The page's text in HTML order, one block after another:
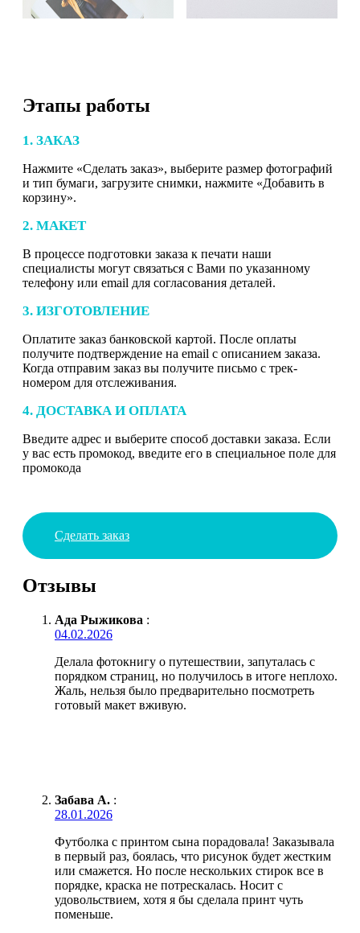
Этапы работы
1. ЗАКАЗ
Нажмите «Сделать заказ», выберите размер фотографий
и тип бумаги, загрузите снимки, нажмите «Добавить в
корзину».
2. МАКЕТ
В процессе подготовки заказа к печати наши
специалисты могут связаться с Вами по указанному
телефону или email для согласования деталей.
3. ИЗГОТОВЛЕНИЕ
Оплатите заказ банковской картой. После оплаты
получите подтверждение на email с описанием заказа.
Когда отправим заказ вы получите письмо с трек-
номером для отслеживания.
4. ДОСТАВКА И ОПЛАТА
Введите адрес и выберите способ доставки заказа. Если
у вас есть промокод, введите его в специальное поле для
промокода
Сделать заказ
Отзывы
Ада Рыжикова :
04.02.2026
Делала фотокнигу о путешествии, запуталась с
порядком страниц, но получилось в итоге неплохо.
Жаль, нельзя было предварительно посмотреть
готовый макет вживую.
Забава А. :
28.01.2026
Футболка с принтом сына порадовала! Заказывала
в первый раз, боялась, что рисунок будет жестким
или смажется. Но после нескольких стирок все в
порядке, краска не потрескалась. Носит с
удовольствием, хотя я бы сделала принт чуть
поменьше.